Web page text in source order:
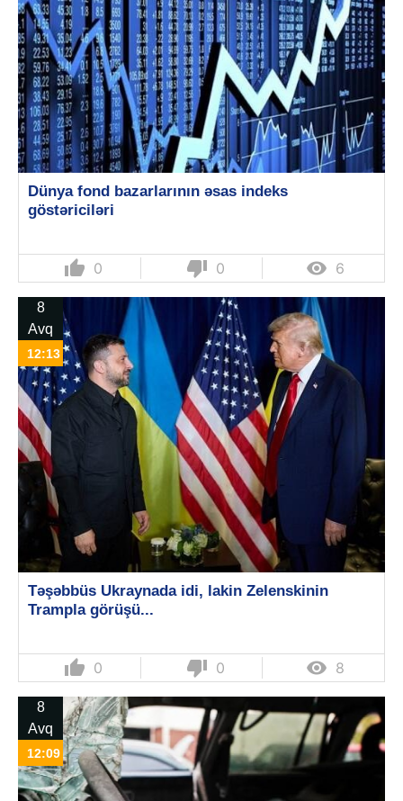
Dünya fond bazarlarının əsas indeks
göstəriciləri
thumb_up 0 thumb_down 0  6
8
Avq
12:13
Təşəbbüs Ukraynada idi, lakin Zelenskinin
Trampla görüşü...
thumb_up 0 thumb_down 0  8
8
Avq
12:09